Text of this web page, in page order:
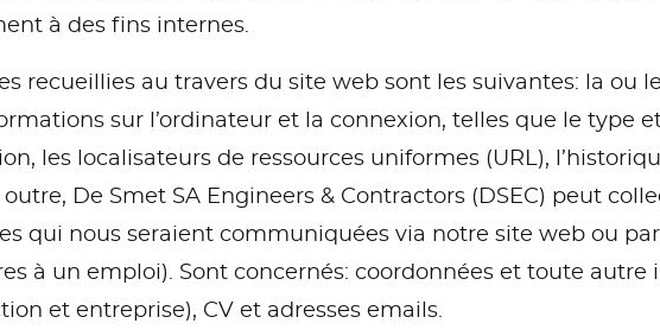
à des fins internes.
recueillies au travers du site web sont les suivantes: la ou
sur l’ordinateur et la connexion, telles que le type
les localisateurs de ressources uniformes (URL),
outre, De Smet SA Engineers & Contractors (DSEC) peut
qui nous seraient communiquées via notre site web ou
à un emploi). Sont concernés: coordonnées et toute autre
et entreprise), CV et adresses emails.